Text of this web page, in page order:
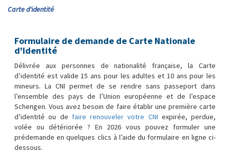
Carte d'identité
Formulaire de demande de Carte Nationale
d'Identité
Délivrée aux personnes de nationalité française, la Carte
d’identité est valide 15 ans pour les adultes et 10 ans pour les
mineurs. La CNI permet de se rendre sans passeport dans
l’ensemble des pays de l’Union européenne et de l’espace
Schengen. Vous avez besoin de faire établir une première carte
d’identité ou de faire renouveler votre CNI expirée, perdue,
volée ou détériorée ? En 2026 vous pouvez formuler une
prédemande en quelques clics à l’aide du formulaire en ligne ci-
dessous.